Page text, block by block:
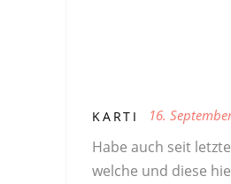
KARTI 16.
Habe auch seit
welche und diese